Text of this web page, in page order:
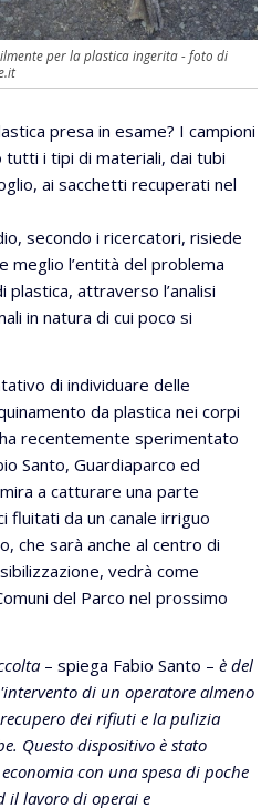
per la plastica ingerita - foto di
presa in esame? I campioni
tutti i tipi di materiali, dai tubi
ai sacchetti recuperati nel
secondo i ricercatori, risiede
meglio l’entità del problema
plastica, attraverso l’analisi
in natura di cui poco si
di individuare delle
da plastica nei corpi
recentemente sperimentato
Santo, Guardiaparco ed
a catturare una parte
fluitati da un canale irriguo
che sarà anche al centro di
vedrà come
del Parco nel prossimo
– spiega Fabio Santo – è del
di un operatore almeno
dei rifiuti e la pulizia
Questo dispositivo è stato
con una spesa di poche
il lavoro di operai e